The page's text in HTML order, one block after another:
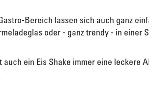
Bereich lassen sich auch ganz
oder - ganz trendy - in einer
ein Eis Shake immer eine leckere